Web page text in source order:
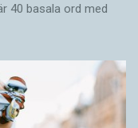
40 basala ord med